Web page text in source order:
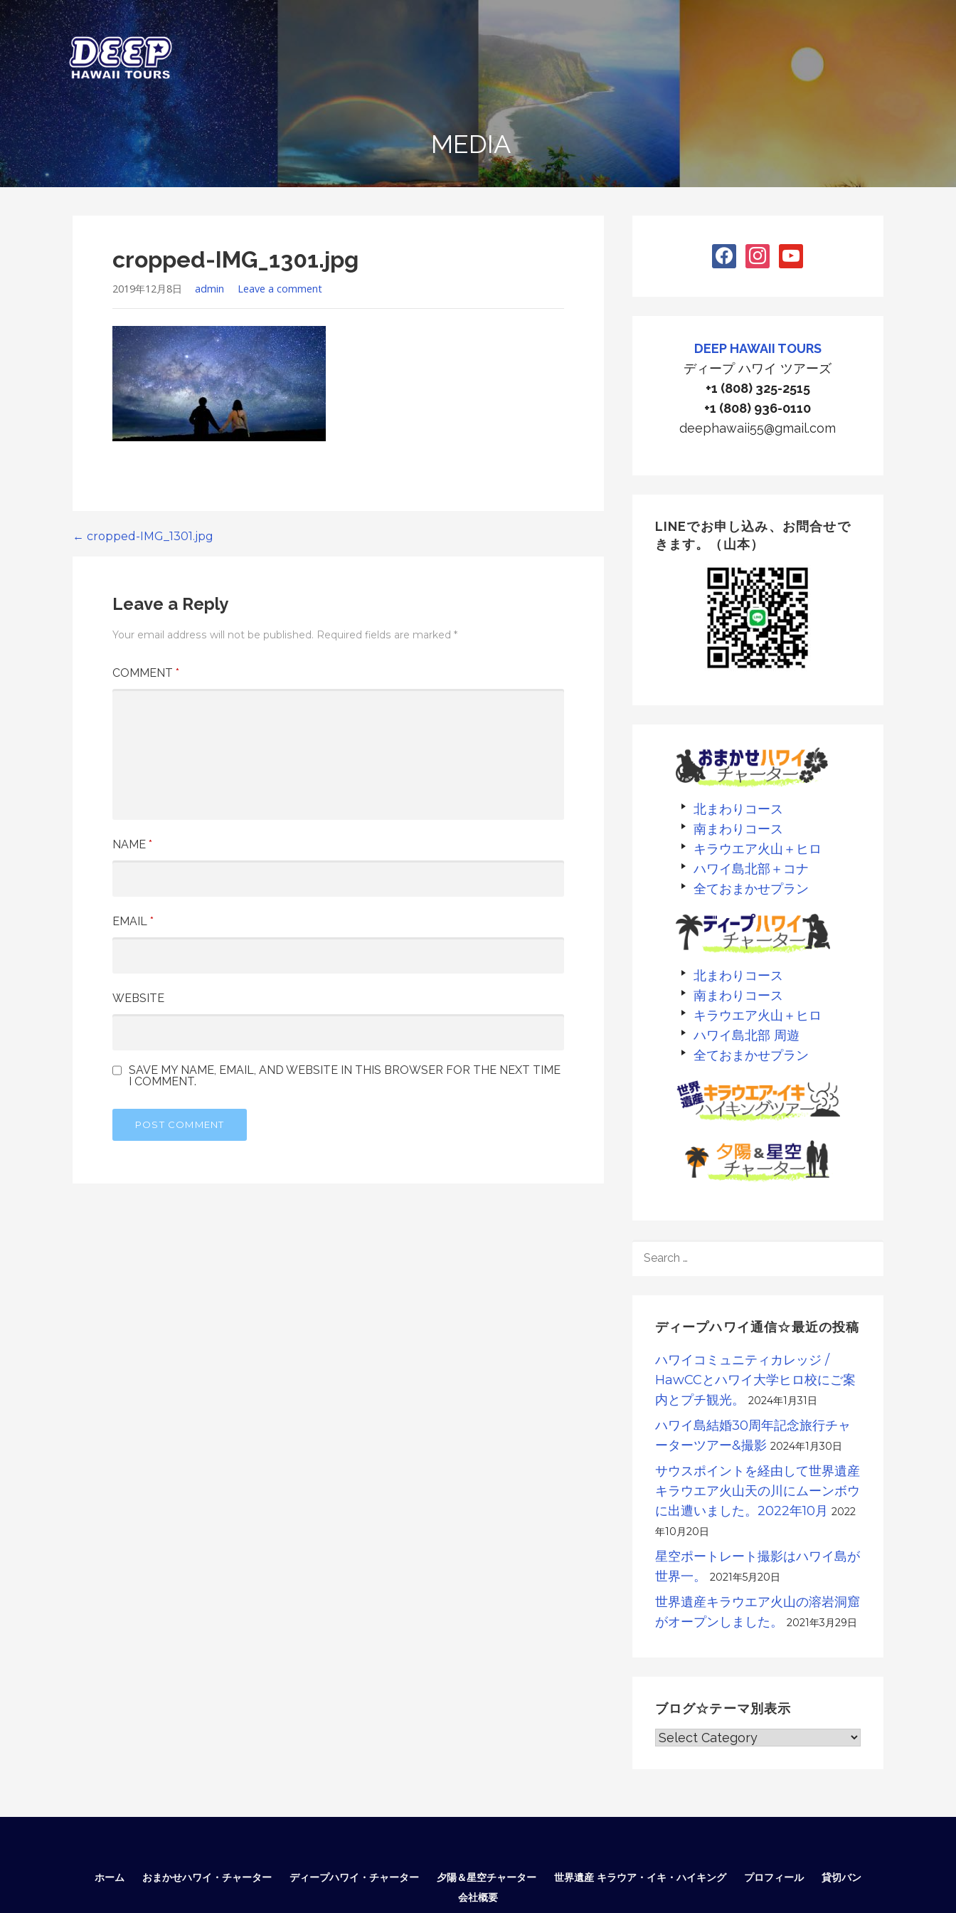
Skip
to
content
ディープ ハワイ ツアーズ
ハワイ島のプライベートツアー
MEDIA
cropped-IMG_1301.jpg
2019年12月8日 admin Leave a comment
Post
← cropped-IMG_1301.jpg
Leave a Reply
Your email address will not be published. Required fields are marked *
COMMENT *
NAME *
EMAIL *
WEBSITE
SAVE MY NAME, EMAIL, AND WEBSITE IN THIS BROWSER FOR THE NEXT TIME
I COMMENT.
facebookinstagramyoutube
DEEP HAWAII TOURS
ディープ ハワイ ツアーズ
+1 (808) 325-2515
+1 (808) 936-0110
deephawaii55@gmail.com
LINEでお申し込み、お問合せで
きます。（山本）
北まわりコース
南まわりコース
キラウエア火山＋ヒロ
ハワイ島北部＋コナ
全ておまかせプラン
北まわりコース
南まわりコース
キラウエア火山＋ヒロ
ハワイ島北部 周遊
全ておまかせプラン
FOR:
ディープハワイ通信☆最近の投稿
ハワイコミュニティカレッジ /
HawCCとハワイ大学ヒロ校にご案
内とプチ観光。
2024年1月31日
ハワイ島結婚30周年記念旅行チャ
ーターツアー&撮影 2024年1月30日
サウスポイントを経由して世界遺産
キラウエア火山天の川にムーンボウ
に出遭いました。2022年10月 2022
年10月20日
星空ポートレート撮影はハワイ島が
世界一。
2021年5月20日
世界遺産キラウエア火山の溶岩洞窟
がオープンしました。
2021年3月29日
ブログ☆テーマ別表示
ブ
ー
表
ホーム おまかせハワイ・チャーター ディープハワイ・チャーター 夕陽＆星空チャーター 世界遺産 キラウア・イキ・ハイキング プロフィール
貸切バン
会社概要